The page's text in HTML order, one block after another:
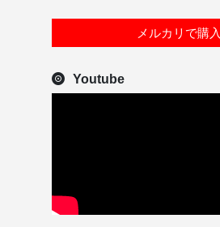
メルカリで購入
Youtube